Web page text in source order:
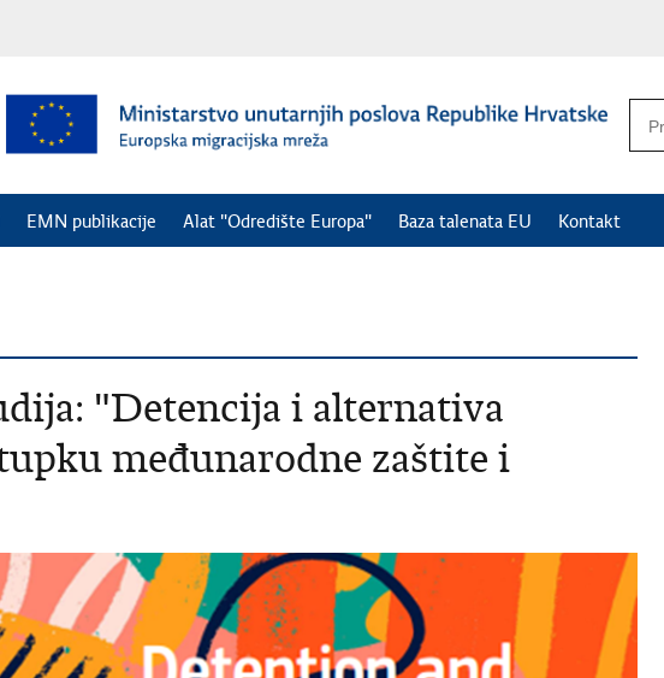
EMN publikacije Alat "Odredište Europa" Baza talenata EU Kontakt
"Detencija i alternativa
međunarodne zaštite i